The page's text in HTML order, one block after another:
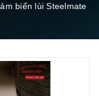
biến lùi Steelmate